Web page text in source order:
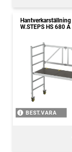
Hantverkarställning
W.STEPS HS 680 A
BEST.VARA